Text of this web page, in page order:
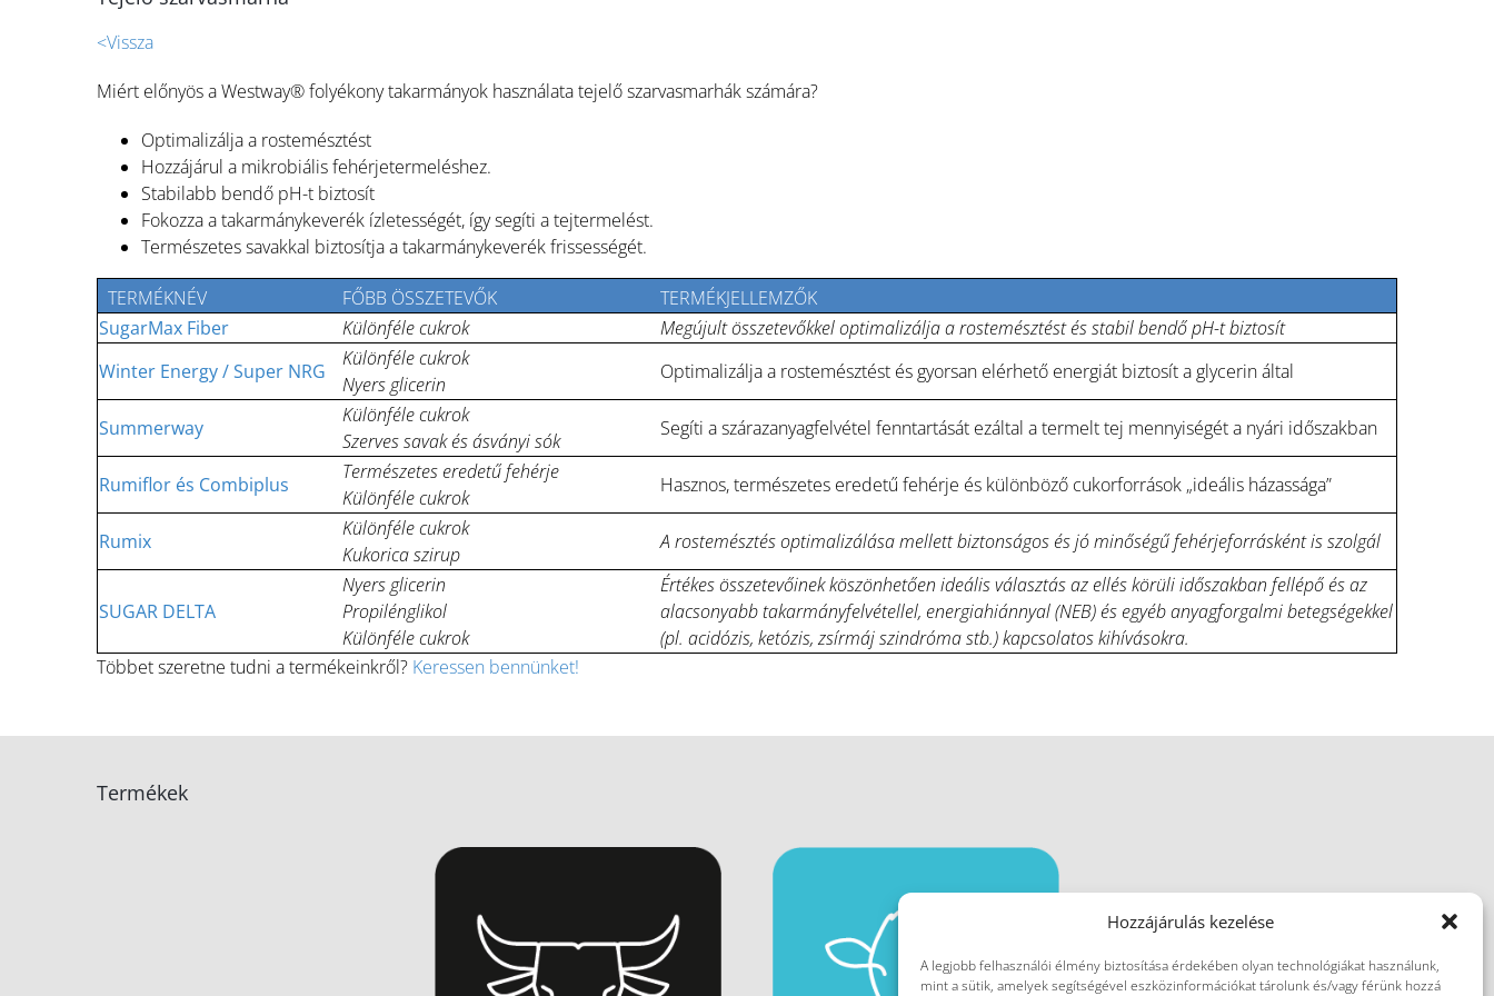
Hozzájárulás kezelése
A legjobb felhasználói élmény biztosítása érdekében olyan technológiákat használunk,
mint a sütik, amelyek segítségével eszközinformációkat tárolunk és/vagy férünk hozzá
<Vissza
Miért előnyös a Westway® folyékony takarmányok használata tejelő szarvasmarhák számára?
Optimalizálja a rostemésztést
Hozzájárul a mikrobiális fehérjetermeléshez.
Stabilabb bendő pH-t biztosít
Fokozza a takarmánykeverék ízletességét, így segíti a tejtermelést.
Természetes savakkal biztosítja a takarmánykeverék frissességét.
TERMÉKNÉV FŐBB ÖSSZETEVŐK
TERMÉKJELLEMZŐK
SugarMax Fiber
Különféle cukrok
Megújult összetevőkkel optimalizálja a rostemésztést és stabil bendő pH-t biztosít
Winter Energy / Super NRG
Különféle cukrok
Nyers glicerin
Optimalizálja a rostemésztést és gyorsan elérhető energiát biztosít a glycerin által
Summerway
Különféle cukrok
Szerves savak és ásványi sók
Segíti a szárazanyagfelvétel fenntartását ezáltal a termelt tej mennyiségét a nyári időszakban
Rumiflor és Combiplus
Természetes eredetű fehérje
Különféle cukrok
Hasznos, természetes eredetű fehérje és különböző cukorforrások „ideális házassága”
Rumix
Különféle cukrok
Kukorica szirup
A rostemésztés optimalizálása mellett biztonságos és jó minőségű fehérjeforrásként is szolgál
SUGAR DELTA
Nyers glicerin
Propilénglikol
Különféle cukrok
Értékes összetevőinek köszönhetően ideális választás az ellés körüli időszakban fellépő és az
alacsonyabb takarmányfelvétellel, energiahiánnyal (NEB) és egyéb anyagforgalmi betegségekkel
(pl. acidózis, ketózis, zsírmáj szindróma stb.) kapcsolatos kihívásokra.
Többet szeretne tudni a termékeinkről? Keressen bennünket!
Termékek